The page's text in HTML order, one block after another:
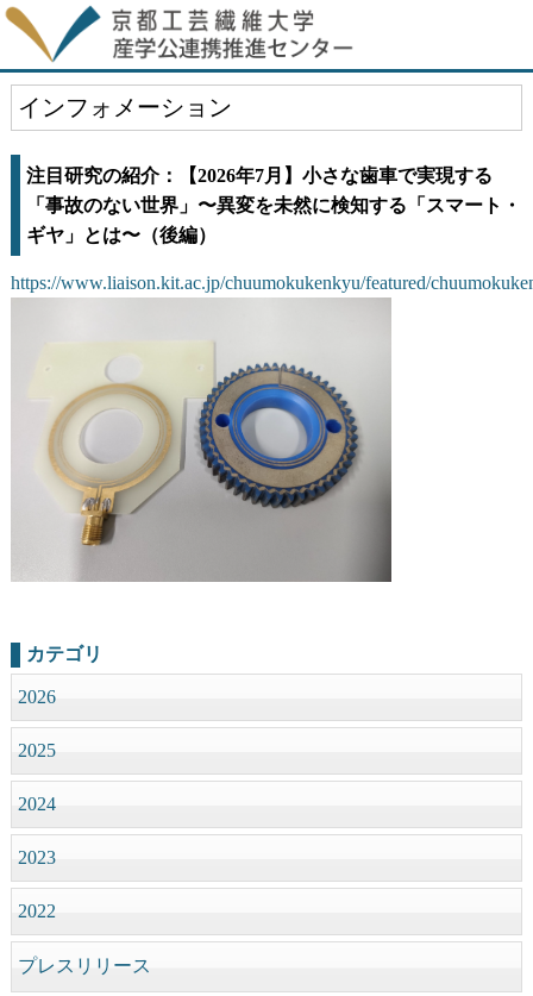
インフォメーション
注目研究の紹介：【2026年7月】小さな歯車で実現する
「事故のない世界」〜異変を未然に検知する「スマート・
ギヤ」とは〜（後編）
https://www.liaison.kit.ac.jp/chuumokukenkyu/featured/
カテゴリ
2026
2025
2024
2023
2022
プレスリリース